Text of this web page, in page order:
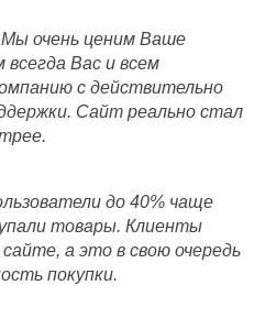
очень ценим Ваше
Вас и всем
с действительно
Сайт реально стал
до 40% чаще
товары. Клиенты
а это в свою очередь
покупки.